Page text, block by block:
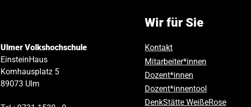
Ulmer Volkshochschule
EinsteinHaus
Kornhausplatz 5
89073 Ulm
Wir für Sie
Kontakt
Mitarbeiter*innen
Dozent*innen
Dozent*innentool
DenkStätte WeißeRose